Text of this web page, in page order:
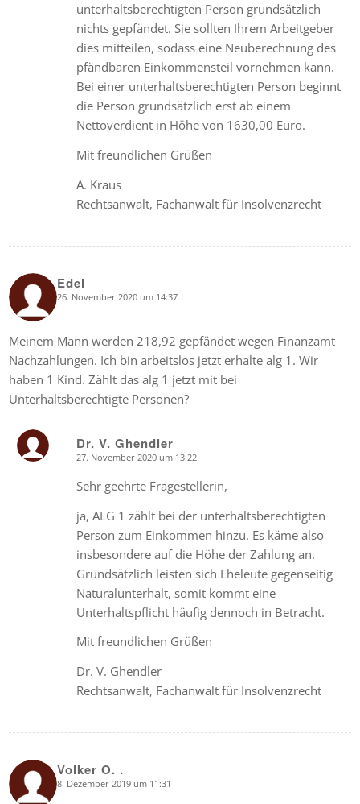
unterhaltsberechtigten Person grundsätzlich
nichts gepfändet. Sie sollten Ihrem Arbeitgeber
dies mitteilen, sodass eine Neuberechnung des
pfändbaren Einkommensteil vornehmen kann.
Bei einer unterhaltsberechtigten Person beginnt
die Person grundsätzlich erst ab einem
Nettoverdient in Höhe von 1630,00 Euro.
Mit freundlichen Grüßen
A. Kraus
Rechtsanwalt, Fachanwalt für Insolvenzrecht
Edel
says: 26. November 2020 um 14:37
Meinem Mann werden 218,92 gepfändet wegen Finanzamt
Nachzahlungen. Ich bin arbeitslos jetzt erhalte alg 1. Wir
haben 1 Kind. Zählt das alg 1 jetzt mit bei
Unterhaltsberechtigte Personen?
Dr. V. Ghendler
27. November 2020 um 13:22
Sehr geehrte Fragestellerin,
ja, ALG 1 zählt bei der unterhaltsberechtigten
Person zum Einkommen hinzu. Es käme also
insbesondere auf die Höhe der Zahlung an.
Grundsätzlich leisten sich Eheleute gegenseitig
Naturalunterhalt, somit kommt eine
Unterhaltspflicht häufig dennoch in Betracht.
Mit freundlichen Grüßen
Dr. V. Ghendler
Rechtsanwalt, Fachanwalt für Insolvenzrecht
Volker O. .
says: 8. Dezember 2019 um 11:31